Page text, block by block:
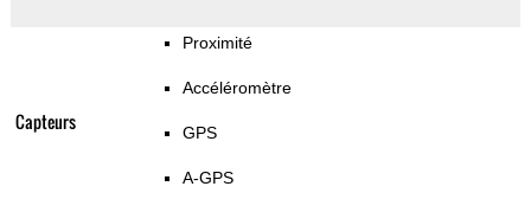
Capteurs
Proximité
Accéléromètre
GPS
A-GPS